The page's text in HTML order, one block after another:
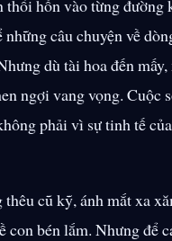
hồn vào từng
câu chuyện về
dù tài hoa đến
ngợi vang vọng. Cuộc
phải vì sự tinh tế
cũ kỹ, ánh mắt xa
bén lắm. Nhưng để